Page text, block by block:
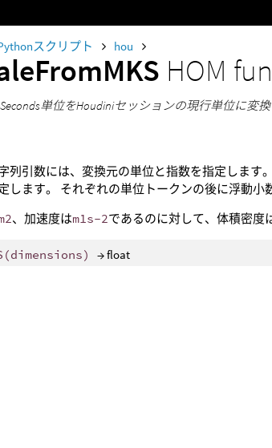
スクリプト hou
HOM
Seconds単位をHoudiniセッションの現行単位に変
列引数には、変換元の単位と指数を指定します
します。 それぞれの単位トークンの後に浮動小
、加速度はm1s-2であるのに対して、体積密度
(dimensions) → float